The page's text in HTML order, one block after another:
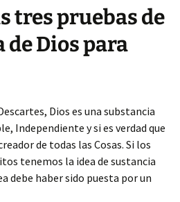
tres pruebas de
Dios para
Dios es una substancia
Independiente y si es verdad que
de todas las Cosas. Si los
tenemos la idea de sustancia
debe haber sido puesta por un